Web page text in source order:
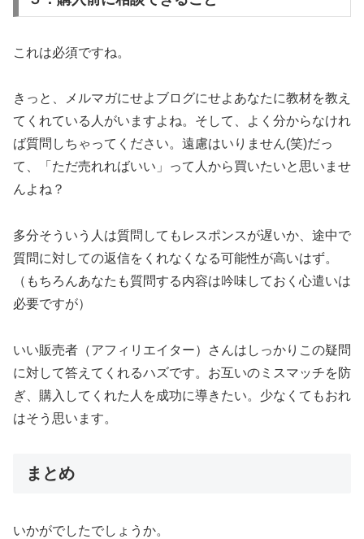
これは必須ですね。
きっと、メルマガにせよブログにせよあなたに教材を教え
てくれている人がいますよね。そして、よく分からなけれ
ば質問しちゃってください。遠慮はいりません(笑)だっ
て、「ただ売れればいい」って人から買いたいと思いませ
んよね？
多分そういう人は質問してもレスポンスが遅いか、途中で
質問に対しての返信をくれなくなる可能性が高いはず。
（もちろんあなたも質問する内容は吟味しておく心遣いは
必要ですが）
いい販売者（アフィリエイター）さんはしっかりこの疑問
に対して答えてくれるハズです。お互いのミスマッチを防
ぎ、購入してくれた人を成功に導きたい。少なくてもおれ
はそう思います。
まとめ
いかがでしたでしょうか。